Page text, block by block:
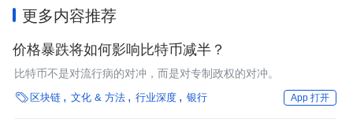
更多内容推荐
价格暴跌将如何影响比特币减半？
比特币不是对流行病的对冲，而是对专制政权的对冲。
 区块链 文化 & 方法 行业深度 银行 App 打开